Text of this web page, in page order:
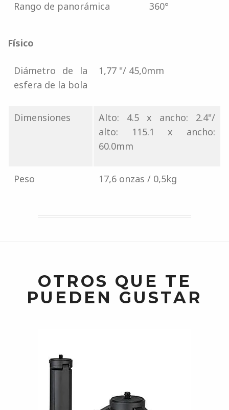
Rango de panorámica 360°
Físico
Diámetro de la
esfera de la bola
1,77 "/ 45,0mm
Dimensiones
Alto: 4.5 x ancho: 2.4"/
alto: 115.1 x ancho:
60.0mm
Peso 17,6 onzas / 0,5kg
OTROS QUE TE
PUEDEN GUSTAR